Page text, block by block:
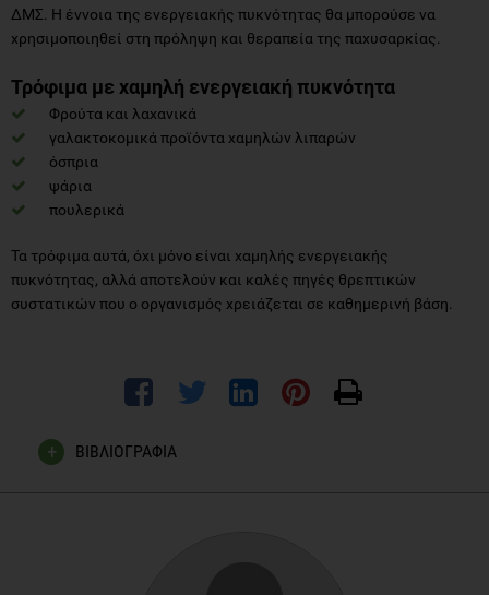
ΔΜΣ. Η έννοια της ενεργειακής πυκνότητας θα μπορούσε να
χρησιμοποιηθεί στη πρόληψη και θεραπεία της παχυσαρκίας.
Τρόφιμα με χαμηλή ενεργειακή πυκνότητα
Φρούτα και λαχανικά
γαλακτοκομικά προϊόντα χαμηλών λιπαρών
όσπρια
ψάρια
πουλερικά
Τα τρόφιμα αυτά, όχι μόνο είναι χαμηλής ενεργειακής
πυκνότητας, αλλά αποτελούν και καλές πηγές θρεπτικών
συστατικών που ο οργανισμός χρειάζεται σε καθημερινή βάση.
ΒΙΒΛΙΟΓΡΑΦΙΑ